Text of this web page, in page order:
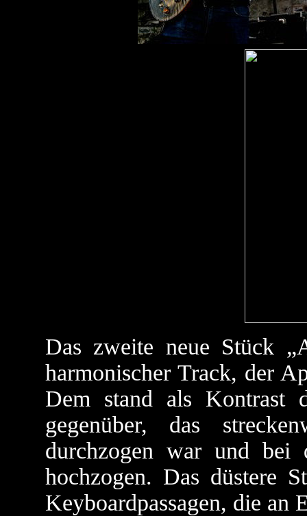
Das zweite neue Stück
harmonischer Track, der
Dem stand als Kontrast
gegenüber, das
durchzogen war und
hochzogen. Das düstere
Keyboardpassagen, die an